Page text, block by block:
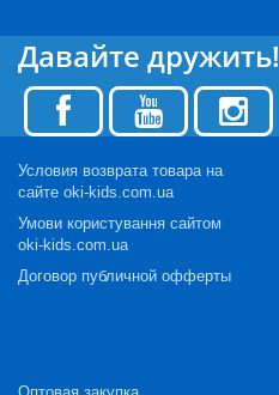
Давайте дружить!
Условия возврата товара на
сайте oki-kids.com.ua
Умови користування сайтом
oki-kids.com.ua
Договор публичной офферты